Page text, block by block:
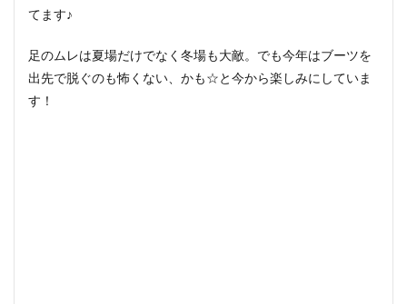
てます♪
足のムレは夏場だけでなく冬場も大敵。でも今年はブーツを
出先で脱ぐのも怖くない、かも☆と今から楽しみにしていま
す！